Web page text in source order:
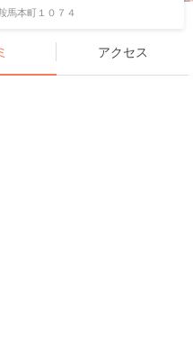
馬本町１０７４
アクセス